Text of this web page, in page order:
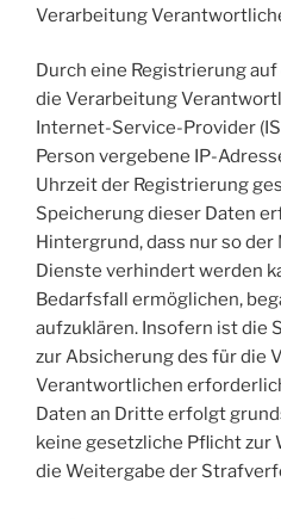
Verarbeitung
Durch eine Registrierung
die Verarbeitung
Internet-Service-Provider
Person vergebene IP-
Uhrzeit der Registrierung
Speicherung dieser Daten
Hintergrund, dass nur so
Dienste verhindert werden
Bedarfsfall ermöglichen,
aufzuklären. Insofern ist die
zur Absicherung des für die
Verantwortlichen
Daten an Dritte erfolgt
keine gesetzliche Pflicht
die Weitergabe der